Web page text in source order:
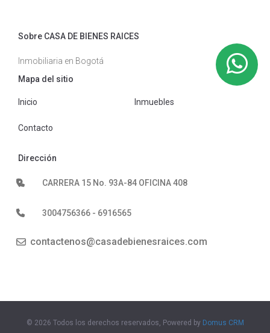
Sobre CASA DE BIENES RAICES
Inmobiliaria en Bogotá
Mapa del sitio
Inicio Inmuebles
Contacto
Dirección
CARRERA 15 No. 93A-84 OFICINA 408
3004756366 - 6916565
contactenos@casadebienesraices.com
© 2026 Todos los derechos reservados, Powered by Domus CRM